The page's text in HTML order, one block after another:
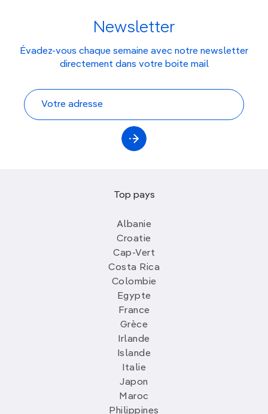
Newsletter
Évadez-vous chaque semaine avec notre newsletter
directement dans votre boite mail
Top pays
Albanie
Croatie
Cap-Vert
Costa Rica
Colombie
Egypte
France
Grèce
Irlande
Islande
Italie
Japon
Maroc
Philippines